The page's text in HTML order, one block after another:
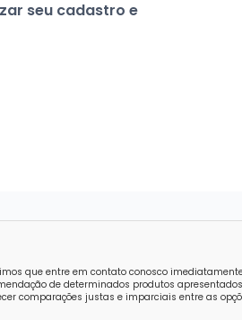
seu cadastro e
que entre em contato conosco
de determinados produtos
comparações justas e imparciais entre as